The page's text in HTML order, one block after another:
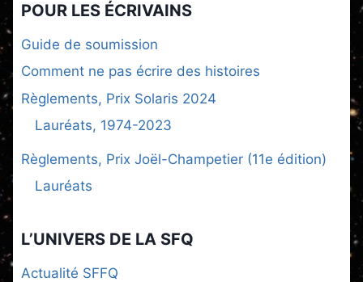
POUR LES ÉCRIVAINS
Guide de soumission
Comment ne pas écrire des histoires
Règlements, Prix Solaris 2024
Lauréats, 1974-2023
Règlements, Prix Joël-Champetier (11e édition)
Lauréats
L’UNIVERS DE LA SFQ
Actualité SFFQ